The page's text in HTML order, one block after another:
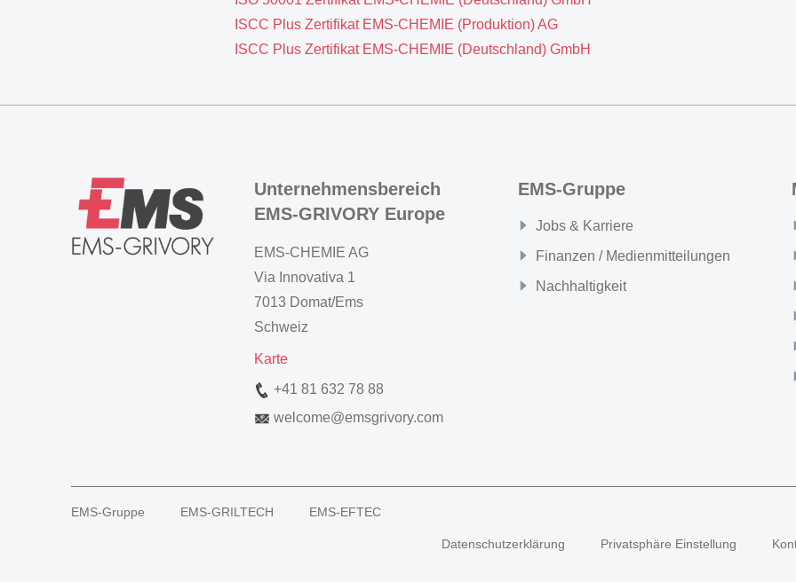
ISCC Plus Zertifikat EMS-CHEMIE (Produktion) AG
ISCC Plus Zertifikat EMS-CHEMIE (Deutschland) GmbH
Unternehmensbereich
EMS-GRIVORY Europe
EMS-CHEMIE AG
Via Innovativa 1
7013 Domat/Ems
Schweiz
Karte
+41 81 632 78 88
welcome@emsgrivory.com
EMS-Gruppe
Jobs & Karriere
Finanzen / Medienmitteilungen
Nachhaltigkeit
EMS-Gruppe EMS-GRILTECH EMS-EFTEC
Datenschutzerklärung Privatsphäre Einstellung